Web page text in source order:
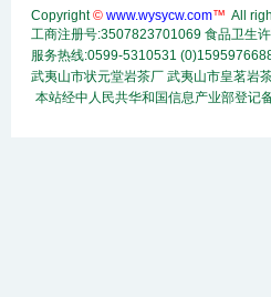
Copyright© www.wysycw.com™ All
工商注册号:3507823701069 食品卫生
服务热线:0599-5310531
武夷山市状元堂岩茶厂 武夷山市皇茗岩
本站经中人民共华和国信息产业部登记